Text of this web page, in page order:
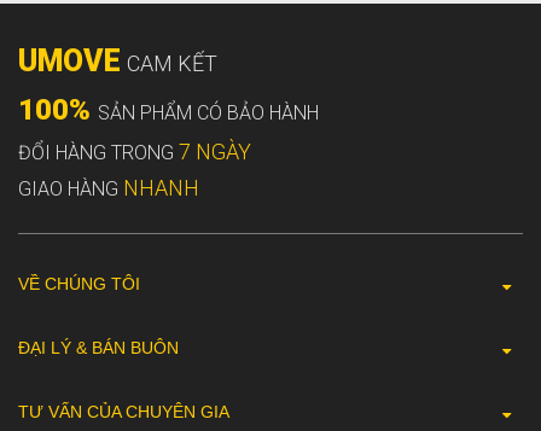
UMOVE CAM KẾT
100% SẢN PHẨM CÓ BẢO HÀNH
ĐỔI HÀNG TRONG 7 NGÀY
GIAO HÀNG NHANH
VỀ CHÚNG TÔI
ĐẠI LÝ & BÁN BUÔN
TƯ VẤN CỦA CHUYÊN GIA